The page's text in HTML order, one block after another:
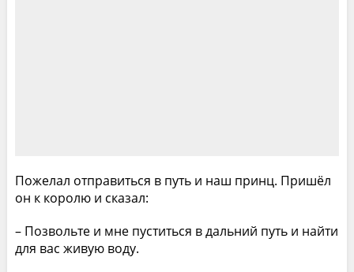
Пожелал отправиться в путь и наш принц. Пришёл
он к королю и сказал:
– Позвольте и мне пуститься в дальний путь и найти
для вас живую воду.